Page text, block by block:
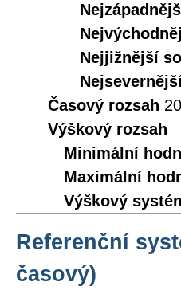
Nejjižnější
Časový rozsah
Výškový rozsah
Minimální
Maximální
Výškový
Referenční
časový)